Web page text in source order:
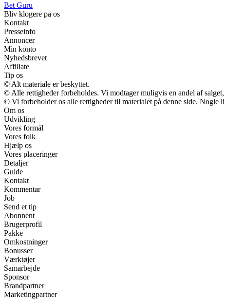
Bet Guru
Bliv klogere på os
Kontakt
Presseinfo
Annoncer
Min konto
Nyhedsbrevet
Affiliate
Tip os
© Alt materiale er beskyttet.
© Alle rettigheder forbeholdes. Vi modtager muligvis en andel af
© Vi forbeholder os alle rettigheder til materialet på denne side.
Om os
Udvikling
Vores formål
Vores folk
Hjælp os
Vores placeringer
Detaljer
Guide
Kontakt
Kommentar
Job
Send et tip
Abonnent
Brugerprofil
Pakke
Omkostninger
Bonusser
Værktøjer
Samarbejde
Sponsor
Brandpartner
Marketingpartner